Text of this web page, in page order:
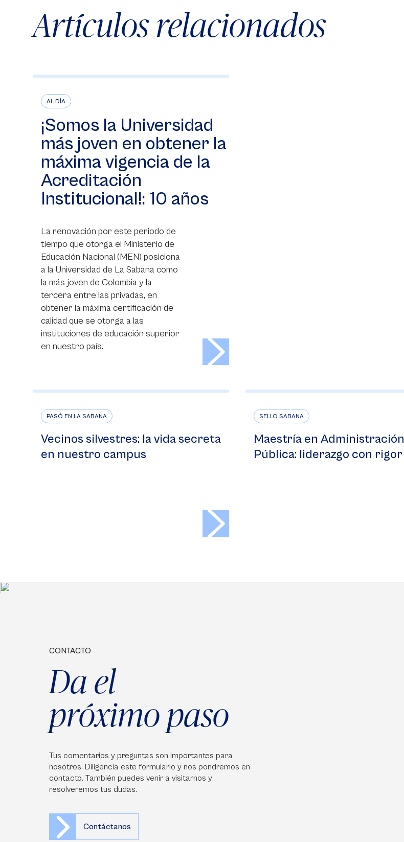
Artículos relacionados
AL DÍA
¡Somos la Universidad
más joven en obtener la
máxima vigencia de la
Acreditación
Institucional!: 10 años
La renovación por este periodo de
tiempo que otorga el Ministerio de
Educación Nacional (MEN) posiciona
a la Universidad de La Sabana como
la más joven de Colombia y la
tercera entre las privadas, en
obtener la máxima certificación de
calidad que se otorga a las
instituciones de educación superior
en nuestro país.
PASÓ EN LA SABANA
Vecinos silvestres: la vida secreta
en nuestro campus
SELLO SABANA
Maestría en Administración
Pública: liderazgo con rigor
CONTACTO
Da el
próximo paso
Tus comentarios y preguntas son importantes para
nosotros. Diligencia este formulario y nos pondremos en
contacto. También puedes venir a visitarnos y
resolveremos tus dudas.
Contáctanos